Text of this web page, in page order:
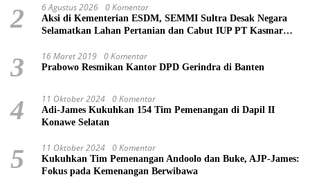
2 6 Agustus 2026 0 Komentar
Aksi di Kementerian ESDM, SEMMI Sultra Desak Negara
Selamatkan Lahan Pertanian dan Cabut IUP PT Kasmar
3 16 Maret 2019 0 Komentar
Prabowo Resmikan Kantor DPD Gerindra di Banten
4 11 Oktober 2024 0 Komentar
Adi-James Kukuhkan 154 Tim Pemenangan di Dapil II
Konawe Selatan
5 11 Oktober 2024 0 Komentar
Kukuhkan Tim Pemenangan Andoolo dan Buke, AJP-James:
Fokus pada Kemenangan Berwibawa